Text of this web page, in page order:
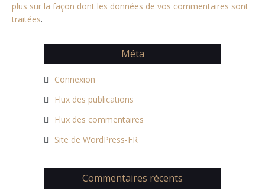
plus sur la façon dont les données de vos commentaires sont
traitées.
Méta
Connexion
Flux des publications
Flux des commentaires
Site de WordPress-FR
Commentaires récents